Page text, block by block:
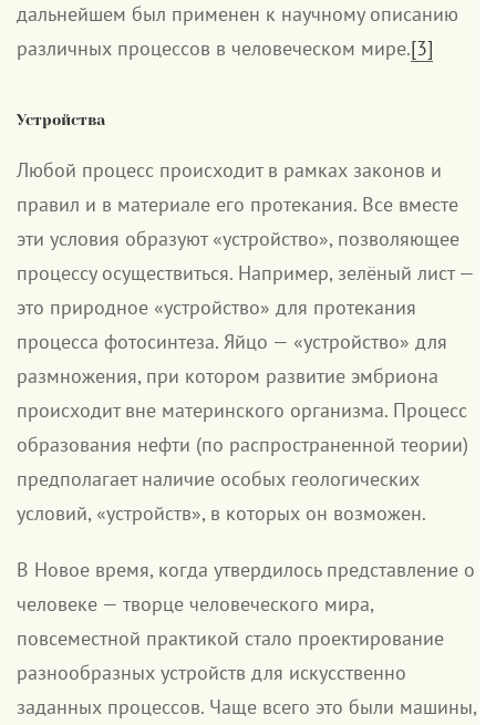
дальнейшем был применен к научному описанию
различных процессов в человеческом мире.[3]
Устройства
Любой процесс происходит в рамках законов и
правил и в материале его протекания. Все вместе
эти условия образуют «устройство», позволяющее
процессу осуществиться. Например, зелёный лист —
это природное «устройство» для протекания
процесса фотосинтеза. Яйцо — «устройство» для
размножения, при котором развитие эмбриона
происходит вне материнского организма. Процесс
образования нефти (по распространенной теории)
предполагает наличие особых геологических
условий, «устройств», в которых он возможен.
В Новое время, когда утвердилось представление о
человеке — творце человеческого мира,
повсеместной практикой стало проектирование
разнообразных устройств для искусственно
заданных процессов. Чаще всего это были машины,